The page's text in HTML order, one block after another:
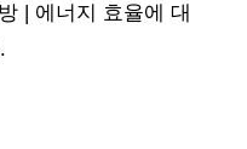
| 에너지 효율에 대